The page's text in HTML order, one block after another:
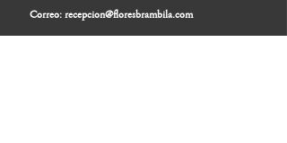
Correo: recepcion@floresbrambila.com